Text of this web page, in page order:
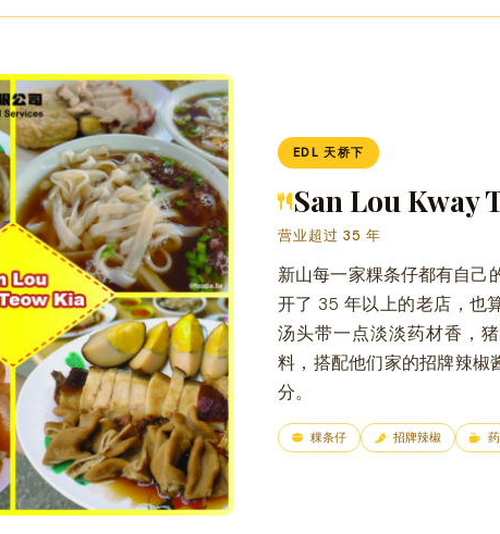
EDL 天桥下
San Lou Kway
营业超过 35 年
新山每一家粿条仔都有自己
开了 35 年以上的老店，也
汤头带一点淡淡药材香，
料，搭配他们家的招牌辣椒
分。
粿条仔 招牌辣椒